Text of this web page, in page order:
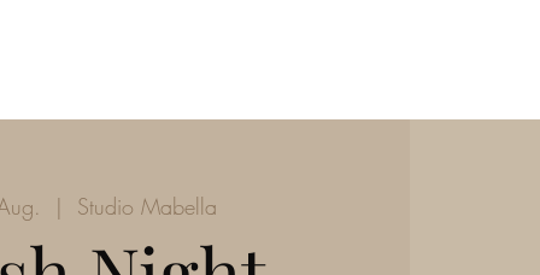
  |
Studio Mabella